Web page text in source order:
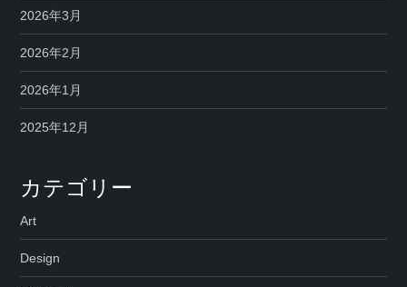
2026年3月
2026年2月
2026年1月
2025年12月
カテゴリー
Art
Design